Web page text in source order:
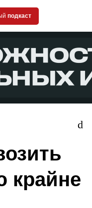
подкаст
крайне